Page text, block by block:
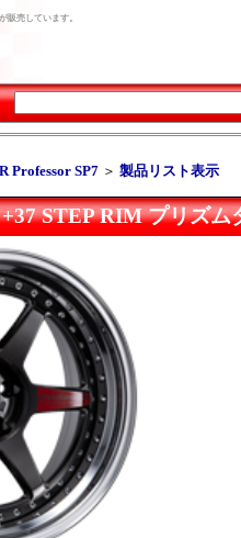
販売しています。
Professor SP7 ＞ 製品リスト表示
STEP RIM プリズム